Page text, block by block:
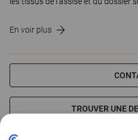
En voir plus
TROUVER UNE